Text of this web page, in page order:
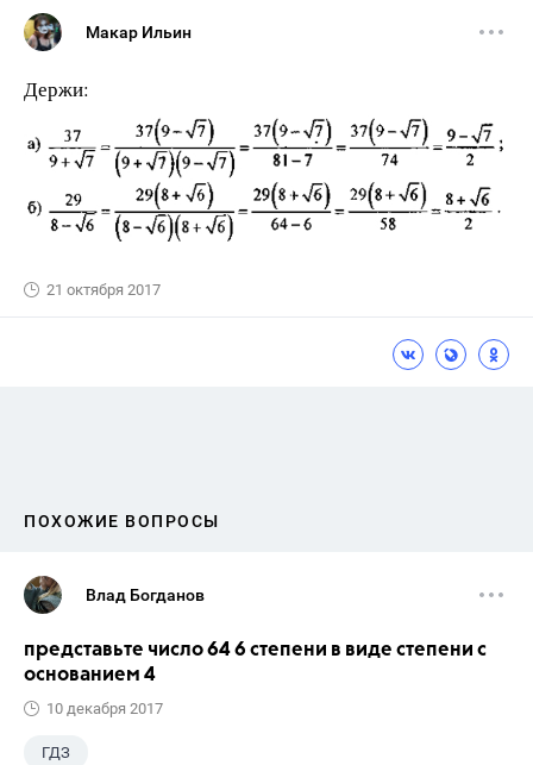
Макар Ильин
Держи:
21 октября 2017
ПОХОЖИЕ ВОПРОСЫ
Влад Богданов
представьте число 64 6 степени в виде степени с
основанием 4
10 декабря 2017
ГДЗ